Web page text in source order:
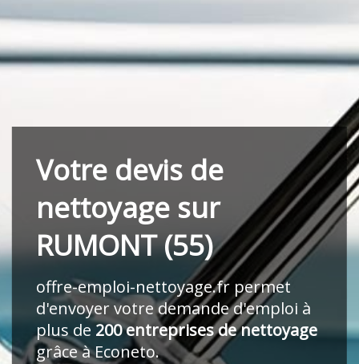
Votre devis de
nettoyage sur
RUMONT (55)
offre-emploi-nettoyage.frpermet
d'envoyer votre demande d'emploi à
plus de 200 entreprises de nettoyage
grâce à Econeto.